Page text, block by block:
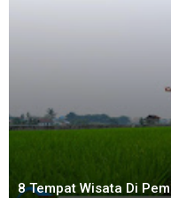
8 Tempat Wisata Di